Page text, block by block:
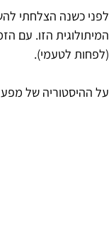
המיתולוגית הזו. עם
(לפחות לטעמי).
על ההיסטוריה של